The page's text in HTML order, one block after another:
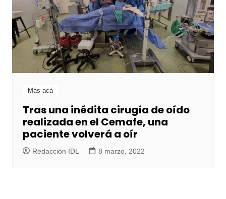
Más acá
Tras una inédita cirugía de oído
realizada en el Cemafe, una
paciente volverá a oír
Redacción IDL 8 marzo, 2022